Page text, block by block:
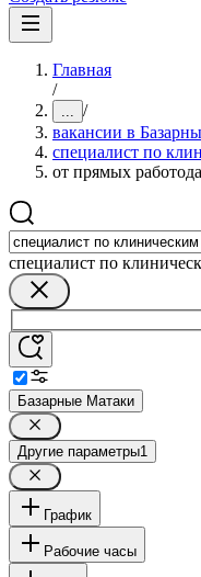
Главная
/
... /
вакансии в
специалист по
от прямых
специалист по
Базарные Матаки
Другие параметры1
График
Рабочие часы